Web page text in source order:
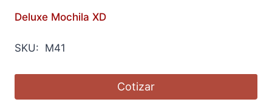
Deluxe Mochila XD
SKU: M41
Cotizar